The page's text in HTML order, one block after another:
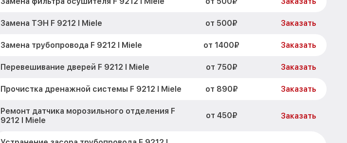
Замена ТЭН F 9212 I Miele от 500₽ Заказать
Замена трубопровода F 9212 I Miele от 1400₽ Заказать
Перевешивание дверей F 9212 I Miele от 750₽ Заказать
Прочистка дренажной системы F 9212 I Miele от 890₽ Заказать
Ремонт датчика морозильного отделения F
9212 I Miele
от 450₽ Заказать